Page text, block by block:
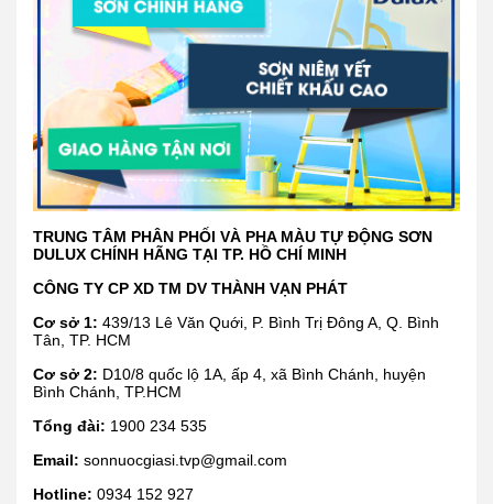
TRUNG TÂM PHÂN PHỐI VÀ PHA MÀU TỰ ĐỘNG SƠN
DULUX CHÍNH HÃNG TẠI TP. HỒ CHÍ MINH
CÔNG TY CP XD TM DV THÀNH VẠN PHÁT
Cơ sở 1: 439/13 Lê Văn Quới, P. Bình Trị Đông A, Q. Bình
Tân, TP. HCM
Cơ sở 2: D10/8 quốc lộ 1A, ấp 4, xã Bình Chánh, huyện
Bình Chánh, TP.HCM
Tổng đài: 1900 234 535
Email: sonnuocgiasi.tvp@gmail.com
Hotline: 0934 152 927